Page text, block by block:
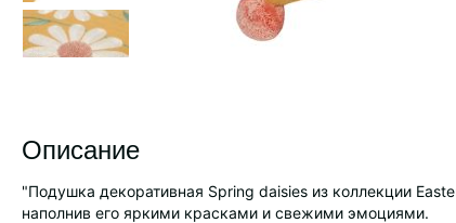
Описание
"Подушка декоративная Spring daisies из коллекции
наполнив его яркими красками и свежими эмоциями.